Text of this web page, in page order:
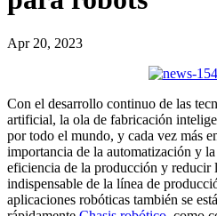
Apr 20, 2023
Con el desarrollo continuo de las
artificial, la ola de fabricación
por todo el mundo, y cada vez más
importancia de la automatización y
eficiencia de la producción y reducir
indispensable de la línea de
aplicaciones robóticas también se